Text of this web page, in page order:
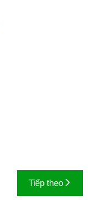
Tiếp theo